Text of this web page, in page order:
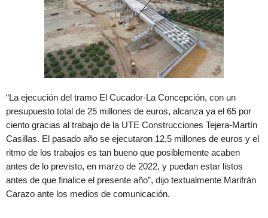
“La ejecución del tramo El Cucador-La Concepción, con un
presupuesto total de 25 millones de euros, alcanza ya el 65 por
ciento gracias al trabajo de la UTE Construcciones Tejera-Martín
Casillas. El pasado año se ejecutaron 12,5 millones de euros y el
ritmo de los trabajos es tan bueno que posiblemente acaben
antes de lo previsto, en marzo de 2022, y puedan estar listos
antes de que finalice el presente año”, dijo textualmente Marifrán
Carazo ante los medios de comunicación.